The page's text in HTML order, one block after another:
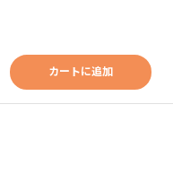
カートに追加